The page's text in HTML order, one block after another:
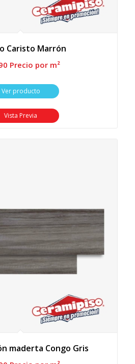
Caristo Marrón
Precio por m²
Ver producto
Vista Previa
maderta Congo Gris